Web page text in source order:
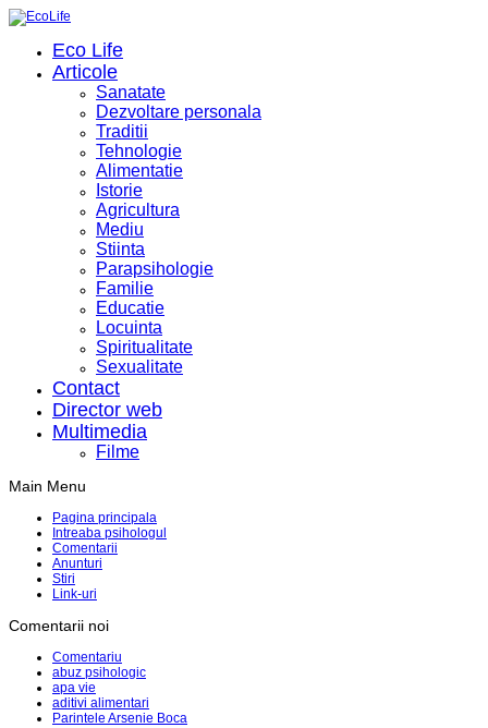
Eco Life
Articole
Sanatate
Dezvoltare personala
Traditii
Tehnologie
Alimentatie
Istorie
Agricultura
Mediu
Stiinta
Parapsihologie
Familie
Educatie
Locuinta
Spiritualitate
Sexualitate
Contact
Director web
Multimedia
Filme
Main Menu
Pagina principala
Intreaba psihologul
Comentarii
Anunturi
Stiri
Link-uri
Comentarii noi
Comentariu
abuz psihologic
apa vie
aditivi alimentari
Parintele Arsenie Boca